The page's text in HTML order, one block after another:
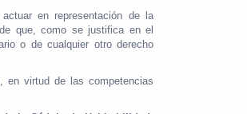
en representación de la
que, como se justifica en el
o de cualquier otro derecho
en virtud de las competencias